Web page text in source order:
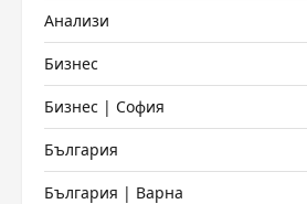
Анализи
Бизнес
Бизнес | София
България
България | Варна